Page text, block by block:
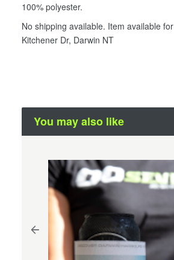
100% polyester.
No shipping available. Item available
Kitchener Dr, Darwin NT
You may also like